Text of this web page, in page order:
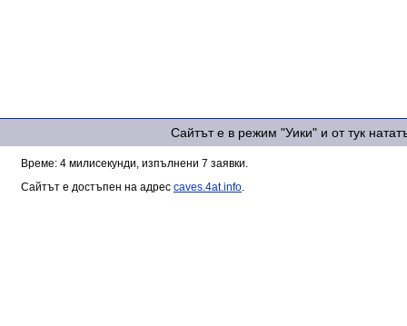
Сайтът е в режим "Уики" и от тук
Време: 4 милисекунди, изпълнени 7 заявки.
Сайтът е достъпен на адрес caves.4at.info.